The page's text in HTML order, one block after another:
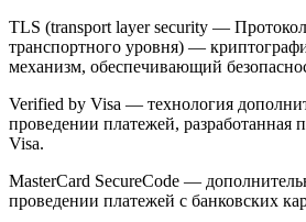
TLS (transport layer security —
транспортного уровня) —
механизм, обеспечивающий
Verified by Visa — технология
проведении платежей, разработанная
Visa.
MasterCard SecureCode —
проведении платежей с банковских